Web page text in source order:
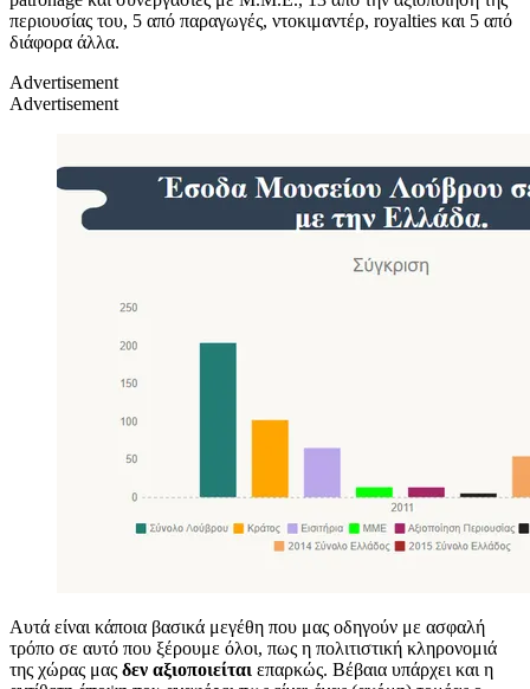
περιουσίας του, 5 από παραγωγές, ντοκιμαντέρ, royalties και 5 από
διάφορα άλλα.
Advertisement
Advertisement
Αυτά είναι κάποια βασικά μεγέθη που μας οδηγούν με ασφαλή
τρόπο σε αυτό που ξέρουμε όλοι, πως η πολιτιστική κληρονομιά
της χώρας μας δεν αξιοποιείται επαρκώς. Βέβαια υπάρχει και η